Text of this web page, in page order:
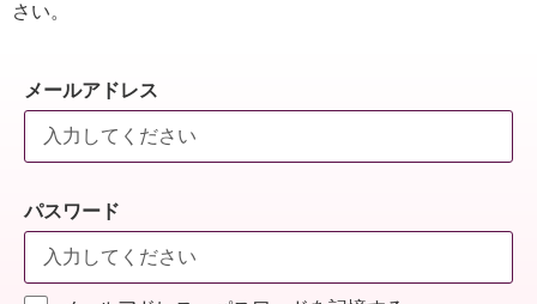
さい。
メールアドレス
パスワード